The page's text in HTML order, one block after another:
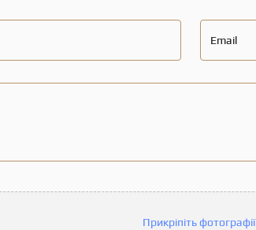
Email
Прикріпіть фотографії